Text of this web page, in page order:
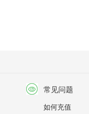
常见问题
如何充值